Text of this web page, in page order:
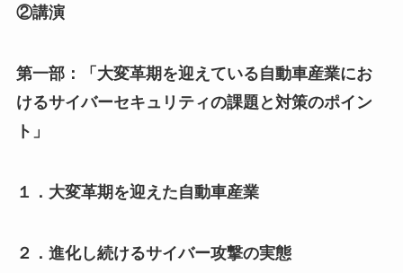
②講演
第一部：「大変革期を迎えている自動車産業にお
けるサイバーセキュリティの課題と対策のポイン
ト」
１．大変革期を迎えた自動車産業
２．進化し続けるサイバー攻撃の実態